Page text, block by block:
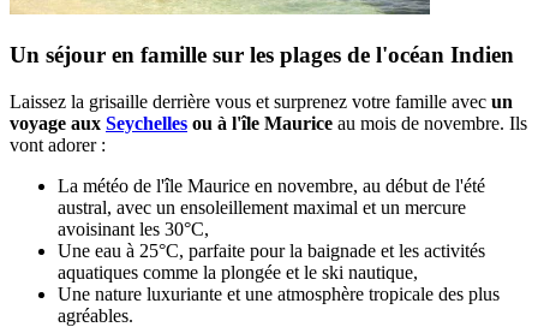
Un séjour en famille sur les plages de l'océan Indien
Laissez la grisaille derrière vous et surprenez votre famille avec un
voyage aux Seychelles ou à l'île Maurice au mois de novembre. Ils
vont adorer :
La météo de l'île Maurice en novembre, au début de l'été
austral, avec un ensoleillement maximal et un mercure
avoisinant les 30°C,
Une eau à 25°C, parfaite pour la baignade et les activités
aquatiques comme la plongée et le ski nautique,
Une nature luxuriante et une atmosphère tropicale des plus
agréables.